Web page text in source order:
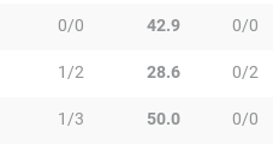
0/0 42.9 0/0
1/2 28.6 0/2
1/3 50.0 0/0